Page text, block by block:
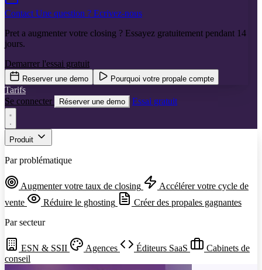
Contact Une question ? Ecrivez-nous
Pret a augmenter votre closing ? Essayez gratuitement pendant 14
jours.
Demarrer l'essai gratuit
Reserver une demo Pourquoi votre propale compte
Tarifs
Se connecter
Réserver une demo Essai gratuit
Produit
Par problématique
Augmenter votre taux de closing
Accélérer votre cycle de
vente
Réduire le ghosting
Créer des propales gagnantes
Par secteur
ESN & SSII Agences Éditeurs SaaS
Cabinets de
conseil